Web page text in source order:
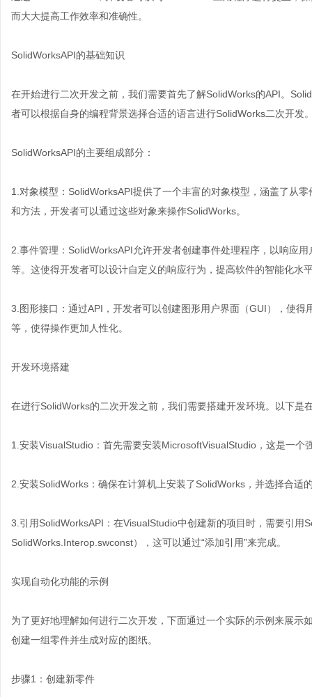
而大大提高工作效率和准确性。
SolidWorksAPI的基础知识
在开始进行二次开发之前，我们需要首先了解SolidWorks的API。
者可以根据自身的编程背景选择合适的语言进行SolidWorks二次开发
SolidWorksAPI的主要组成部分：
1.对象模型：SolidWorksAPI提供了一个丰富的对象模型，涵盖了从
和方法，开发者可以通过这些对象来操作SolidWorks。
2.事件管理：SolidWorksAPI允许开发者创建事件处理程序，以响应
等。这使得开发者可以设计自定义的响应行为，提高软件的智能化水
3.图形接口：通过API，开发者可以创建图形用户界面（GUI），使
等，使得操作更加人性化。
开发环境搭建
在进行SolidWorks的二次开发之前，我们需要搭建开发环境。以下是
1.安装VisualStudio：首先需要安装MicrosoftVisualStudio，这是一个
2.安装SolidWorks：确保在计算机上安装了SolidWorks，并选择合适
3.引用SolidWorksAPI：在VisualStudio中创建新的项目时，需要引
SolidWorks.Interop.swconst），这可以通过“添加引用”来完成。
实现自动化功能的示例
为了更好地理解如何进行二次开发，下面通过一个实际的示例来展
创建一组零件并生成对应的图纸。
步骤1：创建新零件